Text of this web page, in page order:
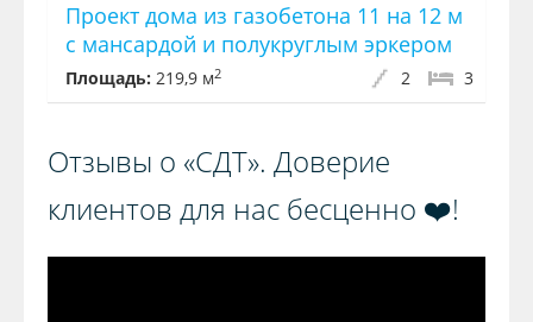
Проект дома из газобетона 11 на 12 м
с мансардой и полукруглым эркером
Площадь: 219,9 м2 3
2
Отзывы о «СДТ». Доверие
клиентов для нас бесценно ❤️!